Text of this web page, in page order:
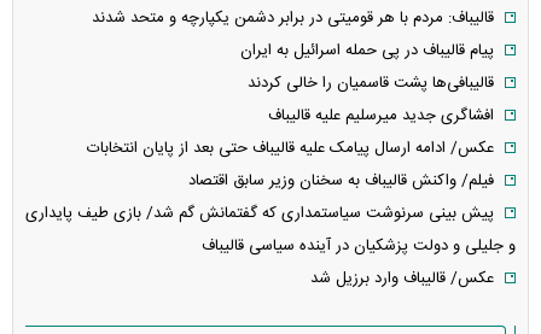
قالیباف: مردم با هر قومیتی در برابر دشمن یکپارچه و متحد شدند
پیام قالیباف در پی حمله اسرائیل به ایران
قالیبافی‌ها پشت قاسمیان را خالی کردند
افشاگری جدید میرسلیم علیه قالیباف
عکس/ ادامه ارسال پیامک علیه قالیباف حتی بعد از پایان انتخابات
فیلم/ واکنش قالیباف به سخنان وزیر سابق اقتصاد
پیش بینی سرنوشت سیاستمداری که گفتمانش گم شد/ بازی طیف پایداری
و جلیلی و دولت پزشکیان در آینده سیاسی قالیباف
عکس/ قالیباف وارد برزیل شد